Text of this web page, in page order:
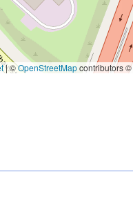
|©OpenStreetMapcontributors ©